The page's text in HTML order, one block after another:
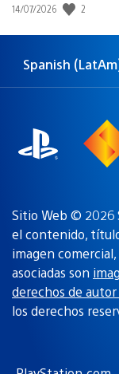
Fecha
publicación:
14/07/2026 2
Elige
Región
Spanish
Sitio Web © 2026
el contenido,
imagen
asociadas son
derechos de
los derechos